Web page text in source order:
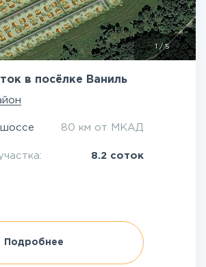
1/5
в посёлке Ваниль
80 км от МКАД
8.2 соток
Подробнее